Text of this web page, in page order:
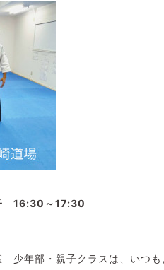
16:30～17:30
年部・親子クラスは、いつも